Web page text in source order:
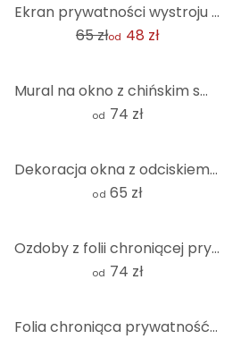
Ekran prywatności wystroju okna
65 złod 48 zł
Mural na okno z chińskim smokiem Miami Ink
od 74 zł
Dekoracja okna z odciskiem dłoni
od 65 zł
Ozdoby z folii chroniącej prywatność od Occident - kwadratowe
od 74 zł
Folia chroniąca prywatność Suszone zioła